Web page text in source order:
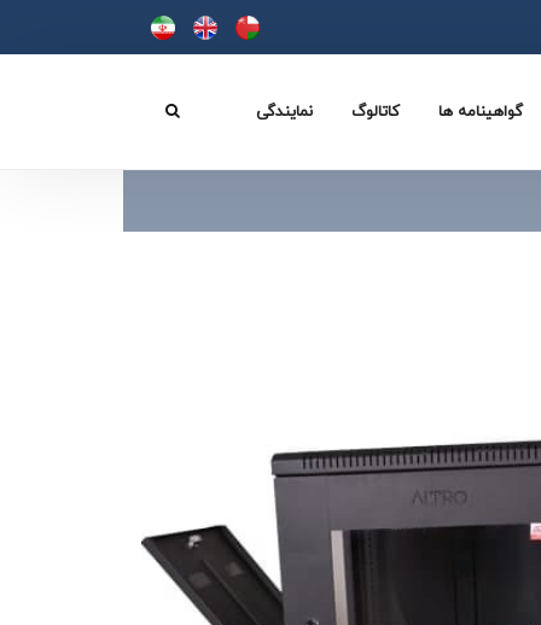
گواهینامه ها کاتالوگ نمایندگی